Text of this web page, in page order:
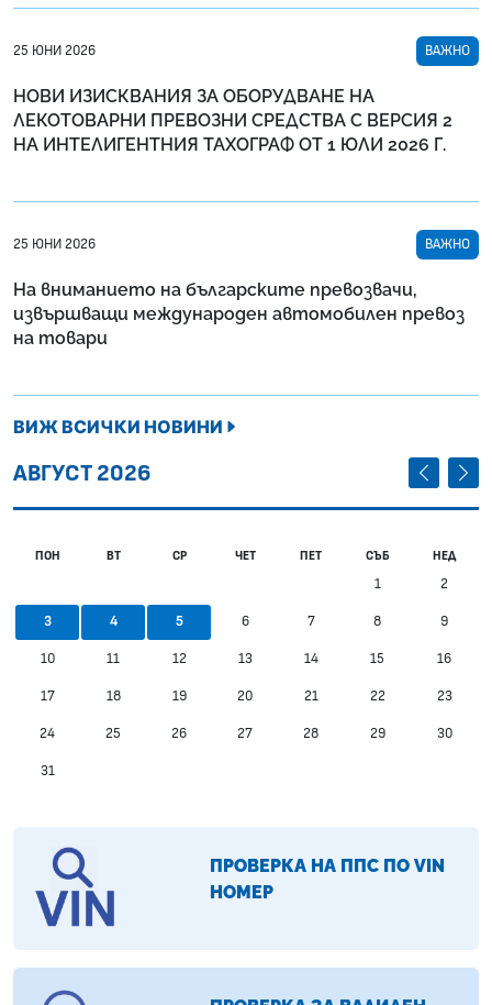
25 ЮНИ 2026 ВАЖНО
НОВИ ИЗИСКВАНИЯ ЗА ОБОРУДВАНЕ НА
ЛЕКОТОВАРНИ ПРЕВОЗНИ СРЕДСТВА С ВЕРСИЯ 2
НА ИНТЕЛИГЕНТНИЯ ТАХОГРАФ ОТ 1 ЮЛИ 2026 Г.
25 ЮНИ 2026 ВАЖНО
На вниманието на българските превозвачи,
извършващи международен автомобилен превоз
на товари
ВИЖ ВСИЧКИ НОВИНИ
АВГУСТ 2026
ПОН ВТ СР ЧЕТ ПЕТ СЪБ НЕД
1 2
3 4 5 6 7 8 9
10 11 12 13 14 15 16
17 18 19 20 21 22 23
24 25 26 27 28 29 30
31
ПРОВЕРКА НА ППС ПО VIN
НОМЕР